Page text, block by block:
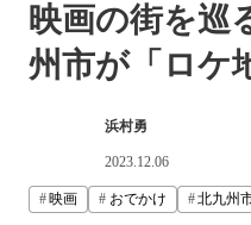
映画の街を
州市が「ロケ
浜村勇
2023.12.06
映画 おでかけ 北九州